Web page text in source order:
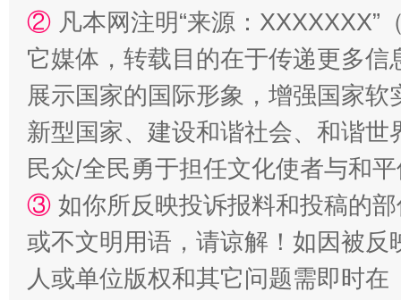
扯下公款旅游的“隐身衣” 如何以
② 凡本网注明“来源：
它媒体，转载目的在于传递更多
展示国家的国际形象，增强国家
新型国家、建设和谐社会、和谐
民众/全民勇于担任文化使者与和
③ 如你所反映投诉报料和投稿的
或不文明用语，请谅解！如因被
人或单位版权和其它问题需即时在